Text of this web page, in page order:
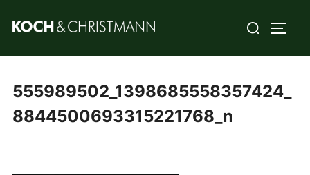
555989502_1398685558357424_
8844500693315221768_n